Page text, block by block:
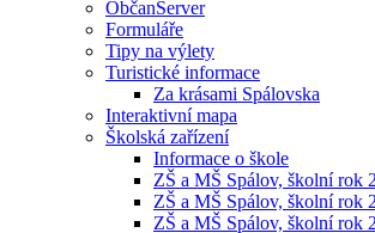
ObčanServer
Formuláře
Tipy na výlety
Turistické informace
Za krásami Spálovska
Interaktivní mapa
Školská zařízení
Informace o škole
ZŠ a MŠ Spálov, školní rok
ZŠ a MŠ Spálov, školní rok
ZŠ a MŠ Spálov, školní rok